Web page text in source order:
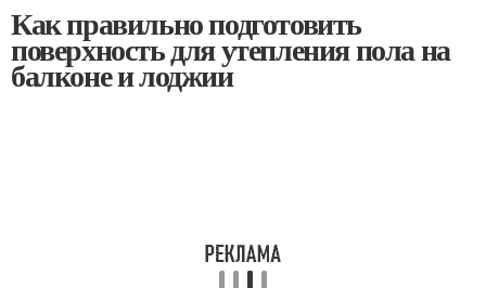
Как правильно подготовить
поверхность для утепления пола на
балконе и лоджии